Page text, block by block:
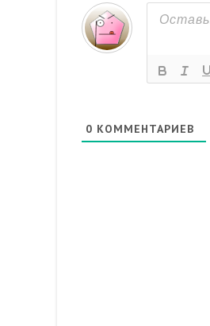
0 КОММЕНТАРИЕВ